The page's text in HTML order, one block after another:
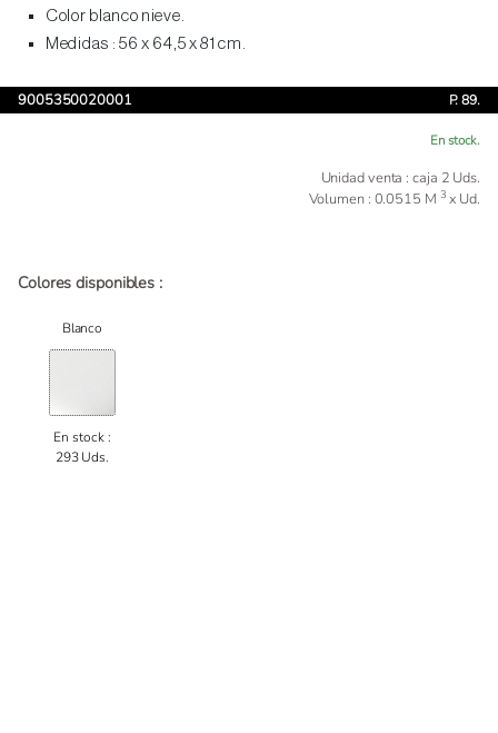
Color blanco nieve.
Medidas : 56 x 64,5 x 81 cm.
9005350020001 P. 89.
En stock.
Unidad venta : caja 2 Uds.
Volumen : 0.0515 M 3 x Ud.
Colores disponibles :
Blanco
En stock :
293 Uds.